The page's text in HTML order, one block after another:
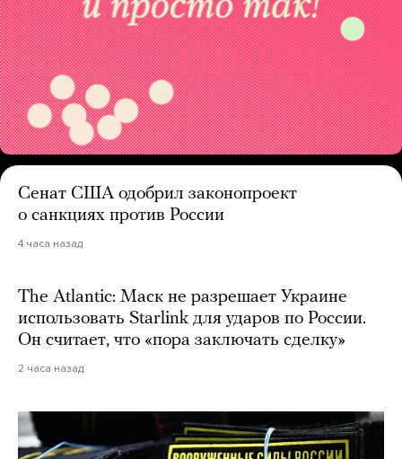
Сенат США одобрил законопроект
о санкциях против России
4 часа назад
The Atlantic: Маск не разрешает Украине
использовать Starlink для ударов по России.
Он считает, что «пора заключать сделку»
2 часа назад